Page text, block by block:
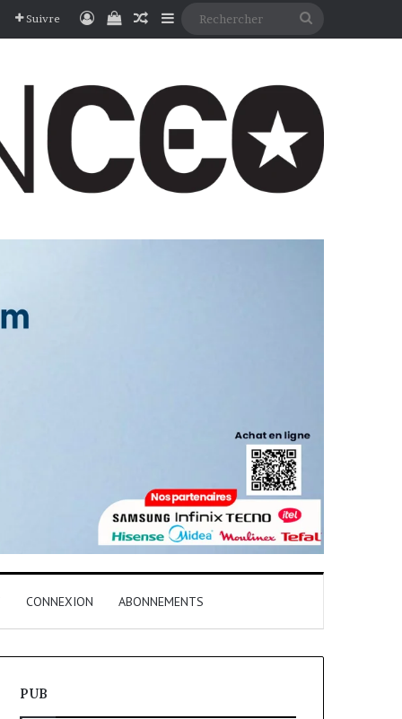
Suivre Connexion
Voir votre panier
Article Aléatoire
Sidebar (barre latérale)
CONNEXION ABONNEMENTS
PUB